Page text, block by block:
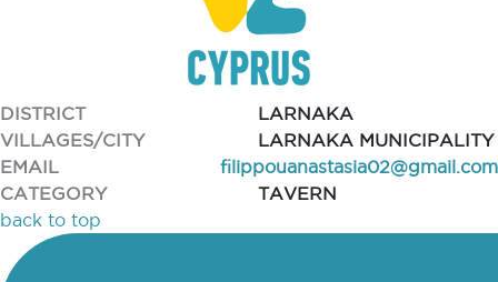
DISTRICT
LARNAKA
VILLAGES/CITY
LARNAKA MUNICIPALITY
EMAIL
filippouanastasia02@gmail.com
CATEGORY
TAVERN
back to top